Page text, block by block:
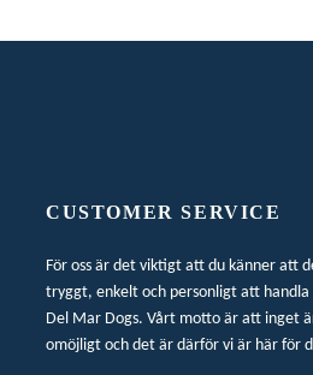
CUSTOMER SERVICE
För oss är det viktigt att du känner att
tryggt, enkelt och personligt att handla
Del Mar Dogs. Vårt motto är att inget
omöjligt och det är därför vi är här för